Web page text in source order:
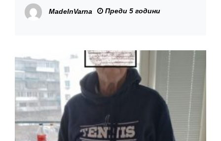
MadeInVarna Преди 5 години